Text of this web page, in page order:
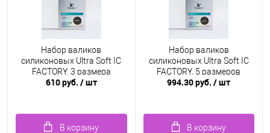
Набор валиков
силиконовых Ultra Soft IC
FACTORY, 3 размера
610 руб. / шт
В корзину
Набор валиков
силиконовых Ultra Soft IC
FACTORY, 5 размеров
994.30 руб./ шт
В корзину